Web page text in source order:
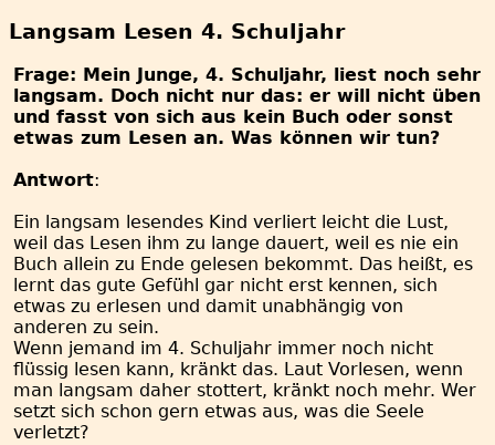
Langsam Lesen 4. Schuljahr
Frage: Mein Junge, 4. Schuljahr, liest noch sehr
langsam. Doch nicht nur das: er will nicht üben
und fasst von sich aus kein Buch oder sonst
etwas zum Lesen an. Was können wir tun?
Antwort:
Ein langsam lesendes Kind verliert leicht die Lust,
weil das Lesen ihm zu lange dauert, weil es nie ein
Buch allein zu Ende gelesen bekommt. Das heißt, es
lernt das gute Gefühl gar nicht erst kennen, sich
etwas zu erlesen und damit unabhängig von
anderen zu sein.
Wenn jemand im 4. Schuljahr immer noch nicht
flüssig lesen kann, kränkt das. Laut Vorlesen, wenn
man langsam daher stottert, kränkt noch mehr. Wer
setzt sich schon gern etwas aus, was die Seele
verletzt?